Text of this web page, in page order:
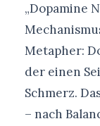
„Dopamine
Metapher:
der einen
Schmerz.
– nach